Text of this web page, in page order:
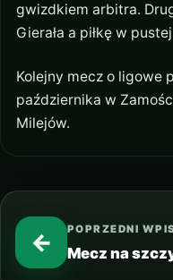
gwizdkiem arbitra.
Gierała a piłkę w
Kolejny mecz o ligowe
października w
Milejów.
← POPRZEDNI
Mecz na